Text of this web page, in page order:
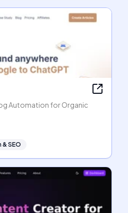
Automation for Organic
SEO